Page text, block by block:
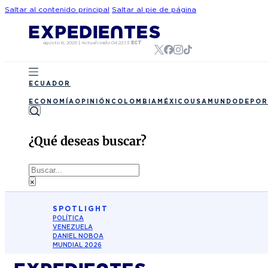
Saltar al contenido principal Saltar al pie de página
agosto 8, 2026 | Actualizado 04:22:13 ECT
ECUADOR
ECONOMÍA OPINIÓN COLOMBIA MÉXICO USA MUNDO
¿Qué deseas buscar?
Buscar
×
SPOTLIGHT
POLÍTICA
VENEZUELA
DANIEL NOBOA
MUNDIAL 2026